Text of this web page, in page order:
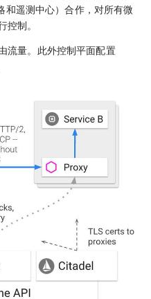
和遥测中心）合作，对所有微
控制。
流量。此外控制平面配置